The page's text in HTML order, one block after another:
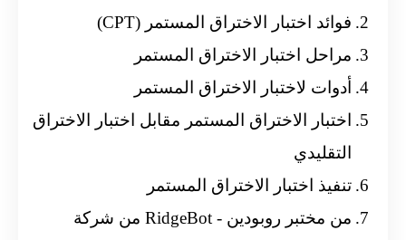
فوائد اختبار الاختراق المستمر (CPT)
مراحل اختبار الاختراق المستمر
أدوات لاختبار الاختراق المستمر
اختبار الاختراق المستمر مقابل اختبار الاختراق
التقليدي
تنفيذ اختبار الاختراق المستمر
من مختبر روبودين - RidgeBot من شركة